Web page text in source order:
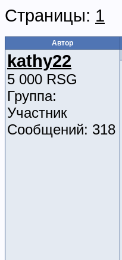
Страницы: 1
Автор
kathy22
5 000 RSG
Группа:
Участник
Сообщений: 318